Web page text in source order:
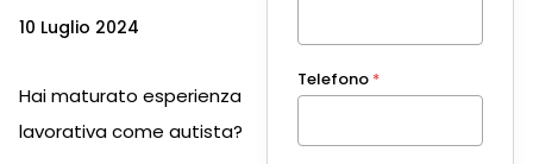
10 Luglio 2024
Hai maturato esperienza
lavorativa come autista?
Telefono *